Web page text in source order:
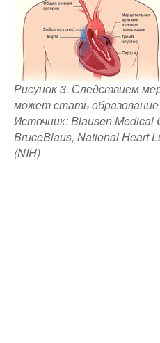
Рисунок 3. Следствием
может стать
Источник: Blausen Medical
BruceBlaus, National Heart
(NIH)